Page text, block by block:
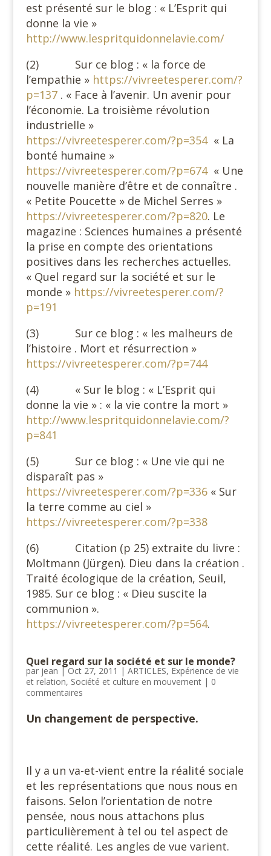
est présenté sur le blog : « L’Esprit qui
donne la vie »
http://www.lespritquidonnelavie.com/
(2) Sur ce blog : « la force de
l’empathie » https://vivreetesperer.com/?
p=137. « Face à l’avenir. Un avenir pour
l’économie. La troisième révolution
industrielle »
https://vivreetesperer.com/?p=354« La
bonté humaine »
https://vivreetesperer.com/?p=674« Une
nouvelle manière d’être et de connaître .
« Petite Poucette » de Michel Serres »
https://vivreetesperer.com/?p=820. Le
magazine : Sciences humaines a présenté
la prise en compte des orientations
positives dans les recherches actuelles.
« Quel regard sur la société et sur le
monde » https://vivreetesperer.com/?
p=191
(3) Sur ce blog : « les malheurs de
l’histoire . Mort et résurrection »
https://vivreetesperer.com/?p=744
(4) « Sur le blog : « L’Esprit qui
donne la vie » : « la vie contre la mort »
http://www.lespritquidonnelavie.com/?
p=841
(5) Sur ce blog : « Une vie qui ne
disparaît pas »
https://vivreetesperer.com/?p=336« Sur
la terre comme au ciel »
https://vivreetesperer.com/?p=338
(6) Citation (p 25) extraite du livre :
Moltmann (Jürgen). Dieu dans la création .
Traité écologique de la création, Seuil,
1985. Sur ce blog : « Dieu suscite la
communion ».
https://vivreetesperer.com/?p=564.
Quel regard sur la société et sur le monde?
par jean |Oct 27, 2011 | ARTICLES, Expérience de vie
et relation, Société et culture en mouvement| 0
commentaires
Un changement de perspective.
Il y a un va-et-vient entre la réalité sociale
et les représentations que nous nous en
faisons. Selon l’orientation de notre
pensée, nous nous attachons plus
particulièrement à tel ou tel aspect de
cette réalité. Les angles de vue varient.